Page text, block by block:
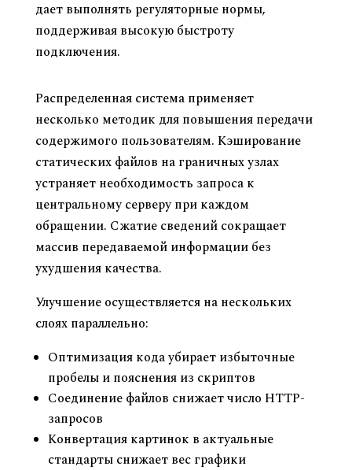
дает выполнять регуляторные нормы,
поддерживая высокую быстроту
подключения.
Распределенная система применяет
несколько методик для повышения передачи
содержимого пользователям. Кэширование
статических файлов на граничных узлах
устраняет необходимость запроса к
центральному серверу при каждом
обращении. Сжатие сведений сокращает
массив передаваемой информации без
ухудшения качества.
Улучшение осуществляется на нескольких
слоях параллельно:
Оптимизация кода убирает избыточные
пробелы и пояснения из скриптов
Соединение файлов снижает число HTTP-
запросов
Конвертация картинок в актуальные
стандарты снижает вес графики